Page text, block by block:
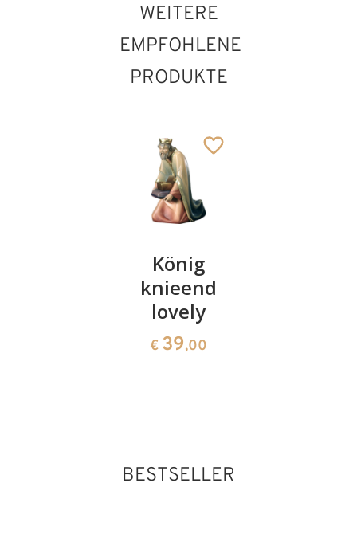
WEITERE
EMPFOHLENE
PRODUKTE
König
knieend
lovely
€ 39,00
BESTSELLER